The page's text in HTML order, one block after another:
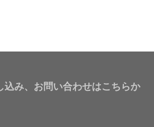
込み、お問い合わせはこちらか